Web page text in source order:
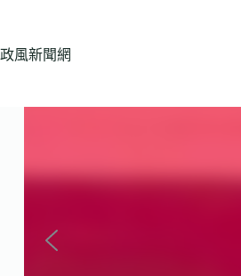
主
政風新聞網